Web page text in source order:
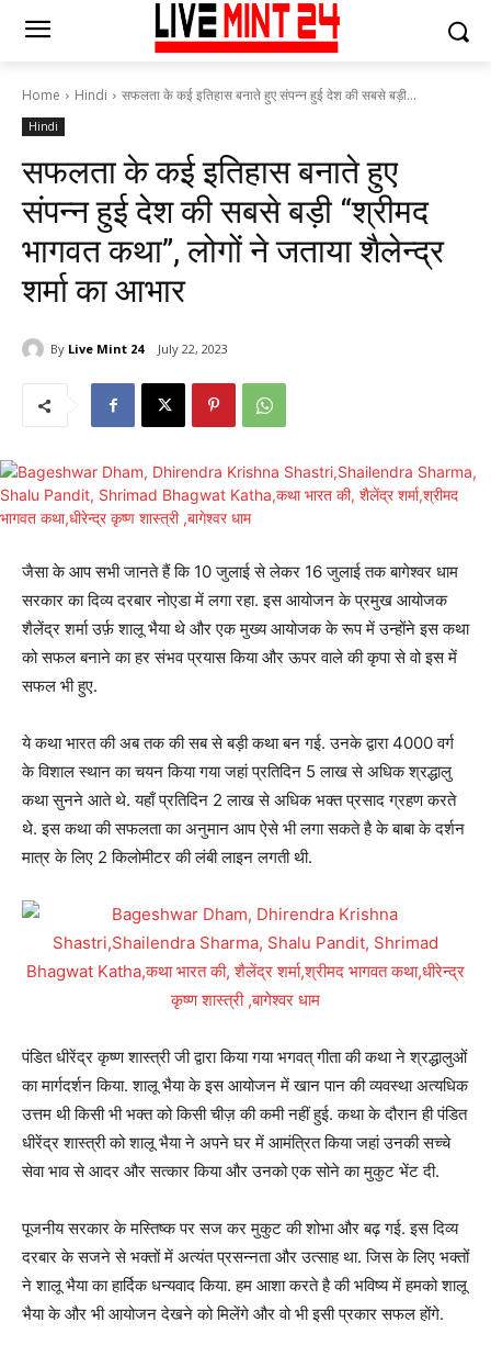
Home Hindi सफलता के कई इतिहास बनाते हुए संपन्न हुई देश की सबसे बड़ी...
Hindi
सफलता के कई इतिहास बनाते हुए
संपन्न हुई देश की सबसे बड़ी “श्रीमद
भागवत कथा”, लोगों ने जताया शैलेन्द्र
शर्मा का आभार
By Live Mint 24 July 22, 2023
जैसा के आप सभी जानते हैं कि 10 जुलाई से लेकर 16 जुलाई तक बागेश्वर धाम
सरकार का दिव्य दरबार नोएडा में लगा रहा. इस आयोजन के प्रमुख आयोजक
शैलेंद्र शर्मा उर्फ़ शालू भैया थे और एक मुख्य आयोजक के रूप में उन्होंने इस कथा
को सफल बनाने का हर संभव प्रयास किया और ऊपर वाले की कृपा से वो इस में
सफल भी हुए.
ये कथा भारत की अब तक की सब से बड़ी कथा बन गई. उनके द्वारा 4000 वर्ग
के विशाल स्थान का चयन किया गया जहां प्रतिदिन 5 लाख से अधिक श्रद्धालु
कथा सुनने आते थे. यहाँ प्रतिदिन 2 लाख से अधिक भक्त प्रसाद ग्रहण करते
थे. इस कथा की सफलता का अनुमान आप ऐसे भी लगा सकते है के बाबा के दर्शन
मात्र के लिए 2 किलोमीटर की लंबी लाइन लगती थी.
पंडित धीरेंद्र कृष्ण शास्त्री जी द्वारा किया गया भगवत् गीता की कथा ने श्रद्धालुओं
का मार्गदर्शन किया. शालू भैया के इस आयोजन में खान पान की व्यवस्था अत्यधिक
उत्तम थी किसी भी भक्त को किसी चीज़ की कमी नहीं हुई. कथा के दौरान ही पंडित
धीरेंद्र शास्त्री को शालू भैया ने अपने घर में आमंत्रित किया जहां उनकी सच्चे
सेवा भाव से आदर और सत्कार किया और उनको एक सोने का मुकुट भेंट दी.
पूजनीय सरकार के मस्तिष्क पर सज कर मुकुट की शोभा और बढ़ गई. इस दिव्य
दरबार के सजने से भक्तों में अत्यंत प्रसन्नता और उत्साह था. जिस के लिए भक्तों
ने शालू भैया का हार्दिक धन्यवाद किया. हम आशा करते है की भविष्य में हमको शालू
भैया के और भी आयोजन देखने को मिलेंगे और वो भी इसी प्रकार सफल होंगे.